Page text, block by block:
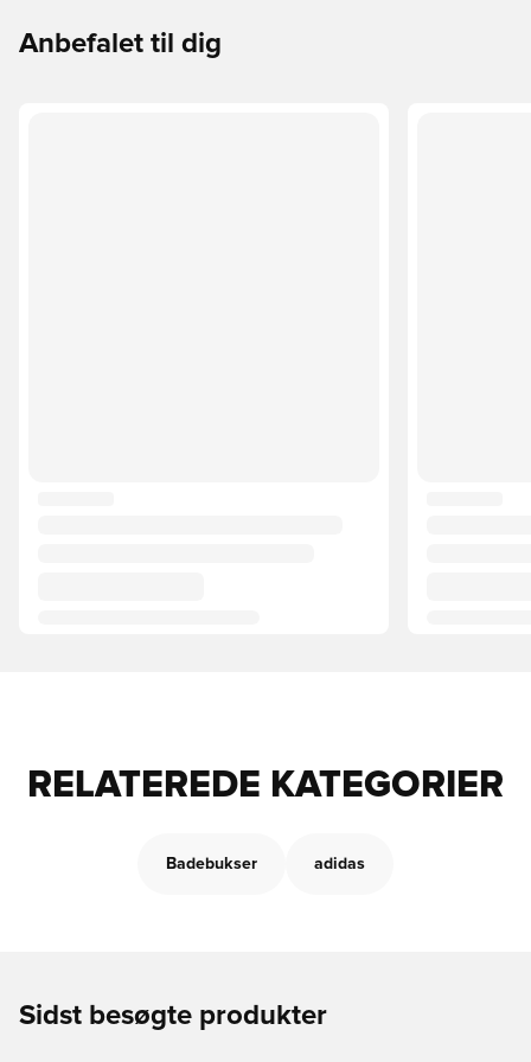
Anbefalet til dig
RELATEREDE KATEGORIER
Badebukser adidas
Sidst besøgte produkter